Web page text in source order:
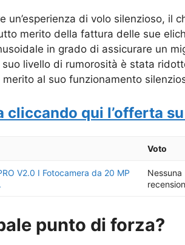
un’esperienza di volo silenzioso, il
merito della fattura delle sue
in grado di assicurare un
livello di rumorosità è stata
al suo funzionamento
cliccando qui l’offerta
Voto
V2.0 I Fotocamera da 20 MP
Nessuna
punto di forza?